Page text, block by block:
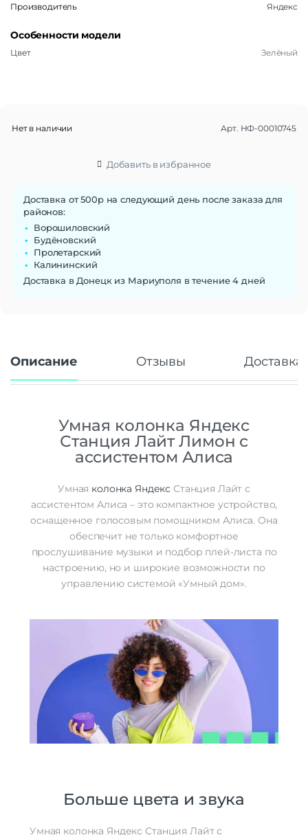
Производитель Яндекс
Особенности модели
Цвет Зелёный
Нет в наличии Арт. НФ-00010745
Добавить в избранное
Доставка от 500р на следующий день после заказа для
районов:
Ворошиловский
Будёновский
Пролетарский
Калининский
Доставка в Донецк из Мариуполя в течение 4 дней
Описание Отзывы Доставка
Умная колонка Яндекс
Станция Лайт Лимон с
ассистентом Алиса
Умная колонка Яндекс Станция Лайт с
ассистентом Алиса – это компактное устройство,
оснащенное голосовым помощником Алиса. Она
обеспечит не только комфортное
прослушивание музыки и подбор плей-листа по
настроению, но и широкие возможности по
управлению системой «Умный дом».
Больше цвета и звука
Умная колонка Яндекс Станция Лайт с